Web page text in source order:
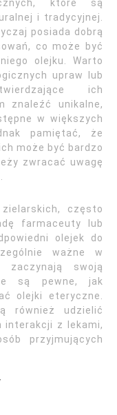
które są
i tradycyjnej.
posiada dobrą
co może być
olejku. Warto
upraw lub
ich
znaleźć unikalne,
w większych
pamiętać, że
może być bardzo
zwracać uwagę
często
farmaceuty lub
olejek do
ważne w
zaczynają swoją
są pewne, jak
olejki eteryczne.
również udzielić
interakcji z lekami,
przyjmujących